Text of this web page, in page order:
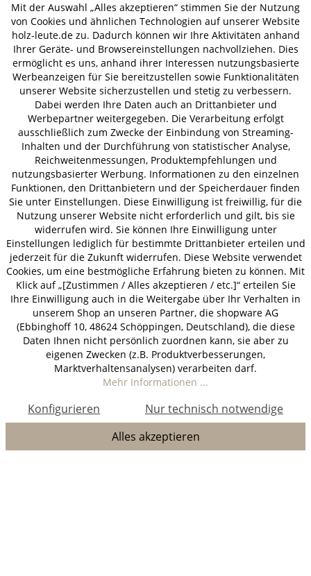
ZAHLUNGSARTEN
VERSAND
AGB Datenschutz
Impressum
© 2026 HOLZ-LEUTE
* Alle Preise inkl. gesetzl. Mehrwertsteuer zzgl.Versandkosten.
Mit der Auswahl „Alles akzeptieren“ stimmen Sie der Nutzung
von Cookies und ähnlichen Technologien auf unserer Website
holz-leute.de zu. Dadurch können wir Ihre Aktivitäten anhand
Ihrer Geräte- und Browsereinstellungen nachvollziehen. Dies
ermöglicht es uns, anhand ihrer Interessen nutzungsbasierte
Werbeanzeigen für Sie bereitzustellen sowie Funktionalitäten
unserer Website sicherzustellen und stetig zu verbessern.
Dabei werden Ihre Daten auch an Drittanbieter und
Werbepartner weitergegeben. Die Verarbeitung erfolgt
ausschließlich zum Zwecke der Einbindung von Streaming-
Inhalten und der Durchführung von statistischer Analyse,
Reichweitenmessungen, Produktempfehlungen und
nutzungsbasierter Werbung. Informationen zu den einzelnen
Funktionen, den Drittanbietern und der Speicherdauer finden
Sie unter Einstellungen. Diese Einwilligung ist freiwillig, für die
Nutzung unserer Website nicht erforderlich und gilt, bis sie
widerrufen wird. Sie können Ihre Einwilligung unter
Einstellungen lediglich für bestimmte Drittanbieter erteilen und
jederzeit für die Zukunft widerrufen. Diese Website verwendet
Cookies, um eine bestmögliche Erfahrung bieten zu können. Mit
Klick auf „[Zustimmen / Alles akzeptieren / etc.]“ erteilen Sie
Ihre Einwilligung auch in die Weitergabe über Ihr Verhalten in
unserem Shop an unseren Partner, die shopware AG
(Ebbinghoff 10, 48624 Schöppingen, Deutschland), die diese
Daten Ihnen nicht persönlich zuordnen kann, sie aber zu
eigenen Zwecken (z.B. Produktverbesserungen,
Marktverhaltensanalysen) verarbeiten darf.
Mehr Informationen ...
Nur technisch notwendige
Konfigurieren
Alles akzeptieren